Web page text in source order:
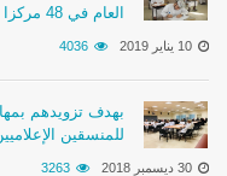
العام في 48 مركزا بمسقط
10 يناير 2019 4036
بهدف تزويدهم
للمنسقين
30 ديسمبر 2018 3263